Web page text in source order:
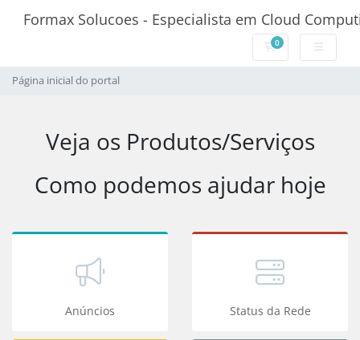
Formax Solucoes - Especialista em Cloud
0Carrinho de
Página inicial do portal
Veja os Produtos/Serviços
Como podemos ajudar hoje
Anúncios Status da Rede